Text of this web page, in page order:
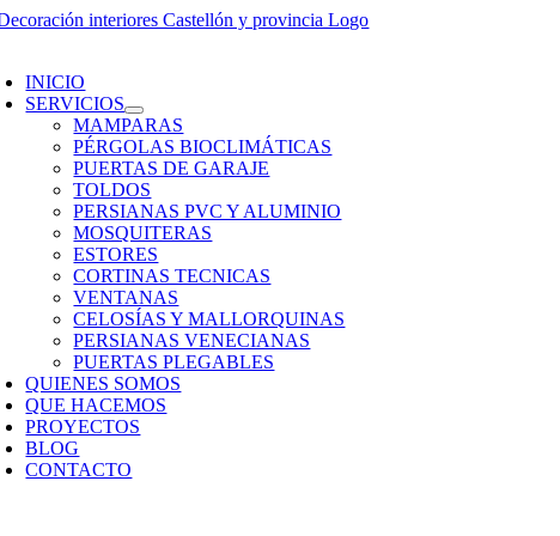
Saltar
INICIO
SERVICIOS
MAMPARAS
PÉRGOLAS BIOCLIMÁTICAS
PUERTAS DE GARAJE
TOLDOS
PERSIANAS PVC Y ALUMINIO
MOSQUITERAS
ESTORES
CORTINAS TECNICAS
VENTANAS
CELOSÍAS Y MALLORQUINAS
PERSIANAS VENECIANAS
PUERTAS PLEGABLES
QUIENES SOMOS
QUE HACEMOS
PROYECTOS
BLOG
CONTACTO